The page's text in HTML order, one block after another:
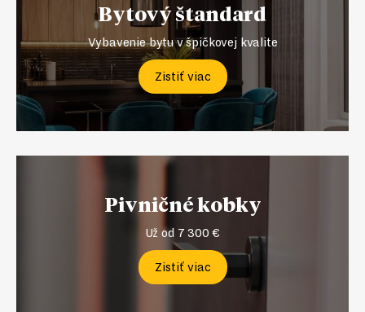
Bytový štandard
Vybavenie bytu v špičkovej kvalite
Zistiť viac
Pivničné kobky
Už od 7 300 €
Zistiť viac